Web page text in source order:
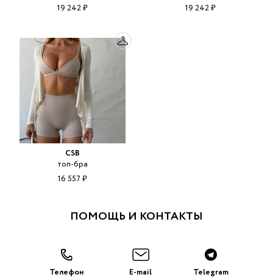
19 242 ₽
19 242 ₽
CSB
топ-бра
16 557 ₽
ПОМОЩЬ И КОНТАКТЫ
Телефон E-mail Telegram